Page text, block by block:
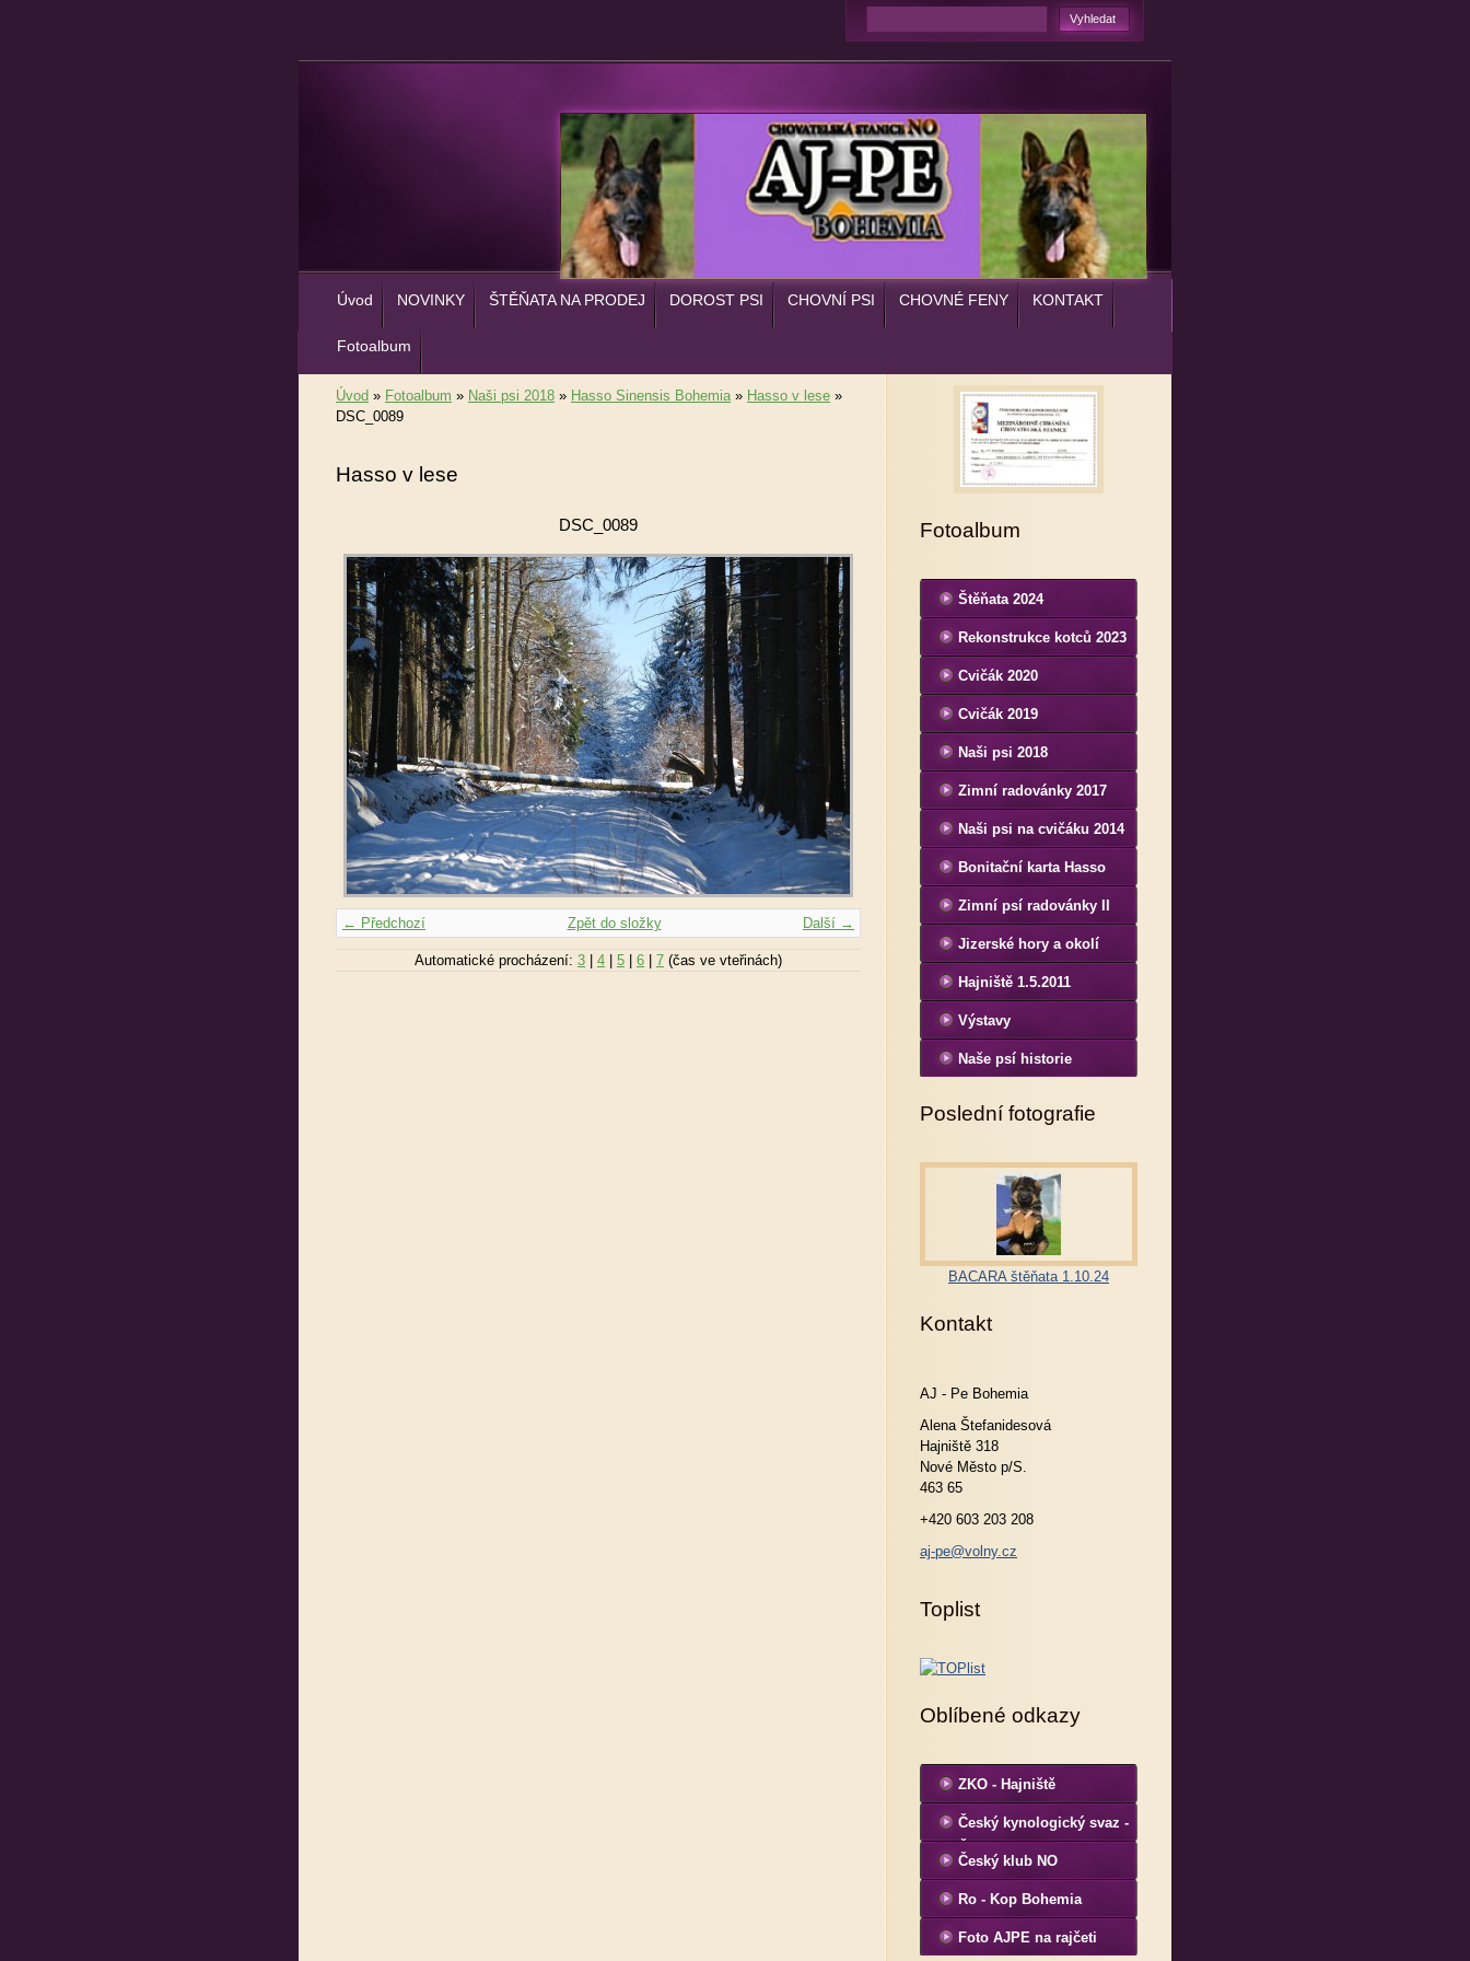
Úvod NOVINKY ŠTĚŇATA NA PRODEJ DOROST PSI CHOVNÍ PSI CHOVNÉ FENY KONTAKT
Fotoalbum
Úvod » Fotoalbum » Naši psi 2018 » Hasso Sinensis Bohemia» Hasso v lese »
DSC_0089
Hasso v lese
DSC_0089
← Předchozí Další →
Zpět do složky
Automatické procházení: 3 4 5 6 7 (čas ve vteřinách)
Fotoalbum
Štěňata 2024
Rekonstrukce kotců 2023
Cvičák 2020
Cvičák 2019
Naši psi 2018
Zimní radovánky 2017
Naši psi na cvičáku 2014
Bonitační karta Hasso
Sinenesis Bohemia
Zimní psí radovánky II
Jizerské hory a okolí
Hajniště 1.5.2011
Výstavy
Naše psí historie
Poslední fotografie
BACARA štěňata 1.10.24
Kontakt
AJ - Pe Bohemia
Alena Štefanidesová
Hajniště 318
Nové Město p/S.
463 65
+420 603 203 208
aj-pe@volny.cz
Toplist
Oblíbené odkazy
ZKO - Hajniště
Český kynologický svaz -
ČKS
Český klub NO
Ro - Kop Bohemia
Foto AJPE na rajčeti